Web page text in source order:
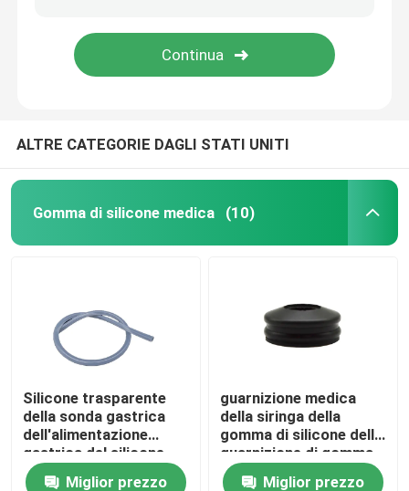
ALTRE CATEGORIE DAGLI STATI UNITI
Gomma di silicone medica (10)
Silicone trasparente
della sonda gastrica
dell'alimentazione
gastrica del silicone
del commestibile
Miglior prezzo
guarnizione medica
della siringa della
gomma di silicone della
guarnizione di gomma
della siringa 5ml
Miglior prezzo